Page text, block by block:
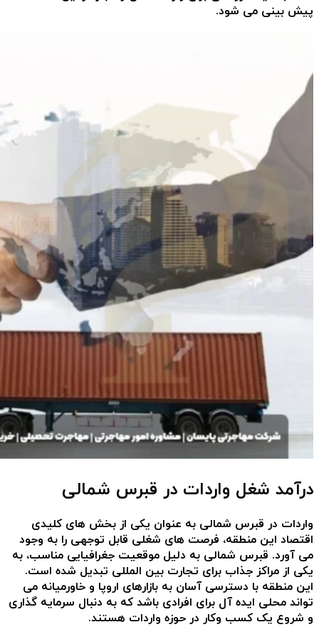
پیش بینی می شود.
درآمد شغل واردات در قبرس شمالی
واردات در قبرس شمالی به عنوان یکی از بخش های کلیدی
اقتصاد این منطقه، فرصت های شغلی قابل توجهی را به وجود
می آورد. قبرس شمالی به دلیل موقعیت جغرافیایی مناسب، به
یکی از مراکز جذاب برای تجارت بین المللی تبدیل شده است.
این منطقه با دسترسی آسان به بازارهای اروپا و خاورمیانه می
تواند محلی ایده آل برای افرادی باشد که به دنبال سرمایه گذاری
و شروع یک کسب وکار در حوزه واردات هستند.